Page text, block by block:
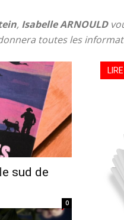
, Isabelle ARNOULD
toutes les
sud de
0